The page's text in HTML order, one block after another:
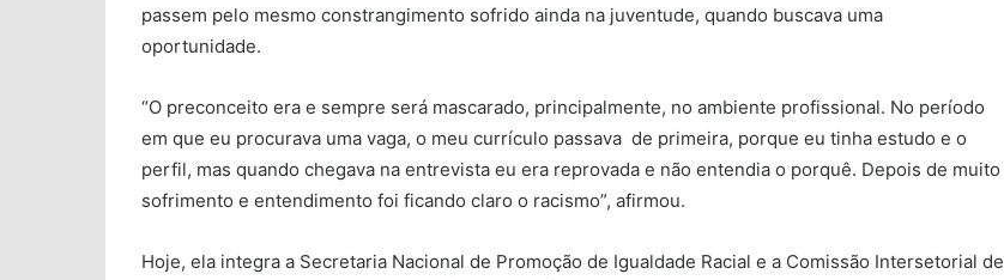
passem pelo mesmo constrangimento sofrido ainda na juventude, quando buscava uma
oportunidade.
“O preconceito era e sempre será mascarado, principalmente, no ambiente profissional. No período
em que eu procurava uma vaga, o meu currículo passava de primeira, porque eu tinha estudo e o
perfil, mas quando chegava na entrevista eu era reprovada e não entendia o porquê. Depois de muito
sofrimento e entendimento foi ficando claro o racismo”, afirmou.
Hoje, ela integra a Secretaria Nacional de Promoção de Igualdade Racial e a Comissão Intersetorial de